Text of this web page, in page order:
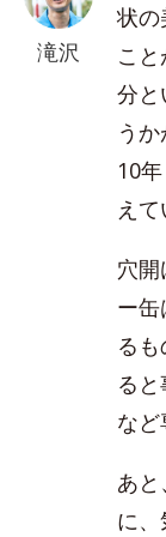
滝沢
状の
こ
分と
う
10
えて
穴
ー
る
る
など
あ
に